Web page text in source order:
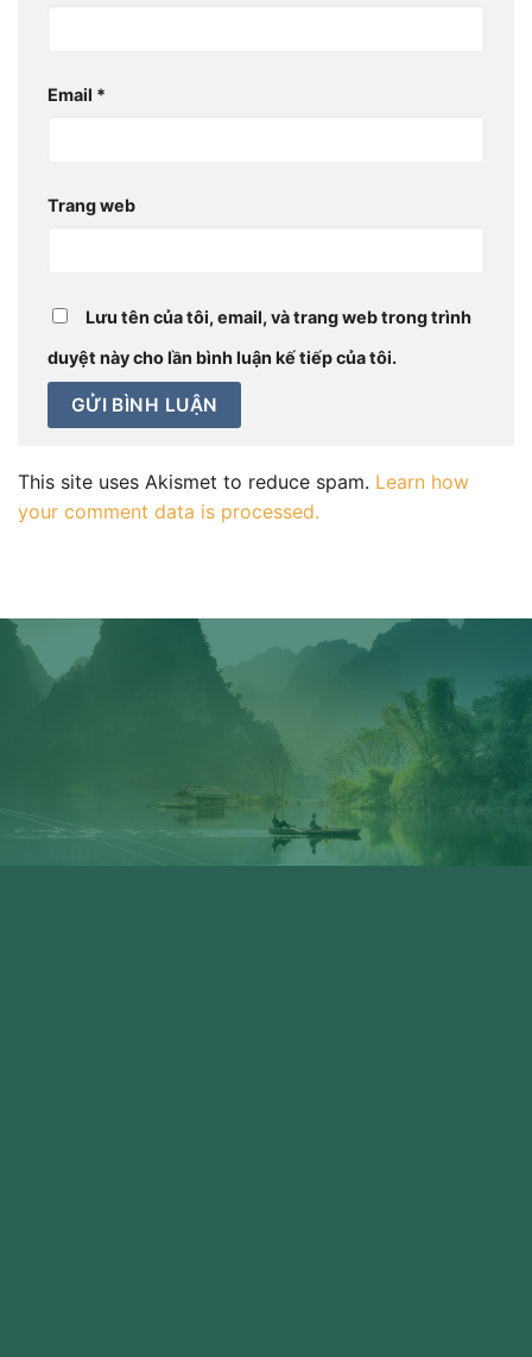
Email *
Trang web
Lưu tên của tôi, email, và trang web trong trình
duyệt này cho lần bình luận kế tiếp của tôi.
This site uses Akismet to reduce spam. Learn how
your comment data is processed.